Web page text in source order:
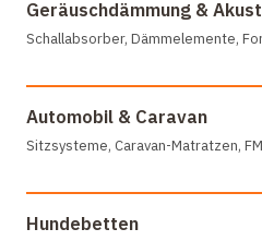
Geräuschdämmung &
Schallabsorber, Dämmelemente,
Automobil & Caravan
Sitzsysteme, Caravan-Matratzen,
Hundebetten